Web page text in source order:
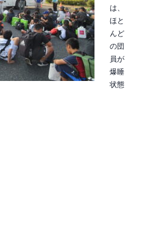
は、
ほと
んど
の団
員が
爆睡
状態